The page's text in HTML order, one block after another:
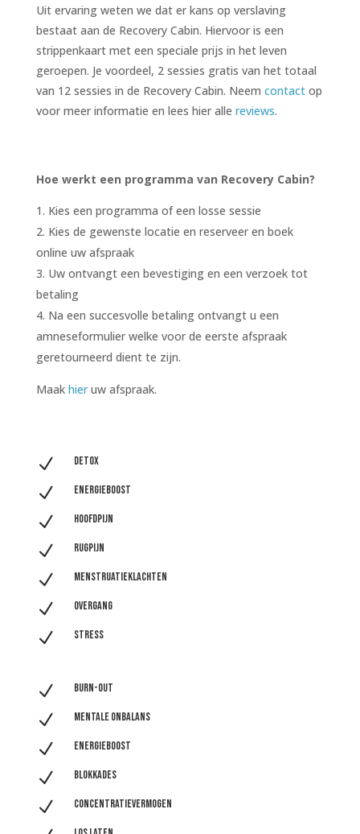
Uit ervaring weten we dat er kans op verslaving
bestaat aan de Recovery Cabin. Hiervoor is een
strippenkaart met een speciale prijs in het leven
geroepen. Je voordeel, 2 sessies gratis van het totaal
van 12 sessies in de Recovery Cabin. Neem contactop
voor meer informatie en lees hier alle reviews.
Hoe werkt een programma van Recovery Cabin?
Kies een programma of een losse sessie
Kies de gewenste locatie en reserveer en boek
online uw afspraak
Uw ontvangt een bevestiging en een verzoek tot
betaling
Na een succesvolle betaling ontvangt u een
amneseformulier welke voor de eerste afspraak
geretourneerd dient te zijn.
Maak hieruw afspraak.
N Detox
N Energieboost
N Hoofdpijn
N Rugpijn
N Menstruatieklachten
N Overgang
N Stress
N Burn-out
N Mentale onbalans
N Energieboost
N Blokkades
N Concentratievermogen